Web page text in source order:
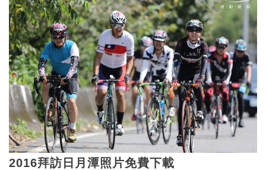
2016拜訪日月潭照片免費下載